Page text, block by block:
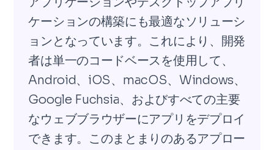
ケーションの構築にも最適なソリューシ
ョンとなっています。これにより、開発
者は単一のコードベースを使用して、
Android、iOS、macOS、Windows、
Google Fuchsia、およびすべての主要
なウェブブラウザーにアプリをデプロイ
できます。このまとまりのあるアプロー